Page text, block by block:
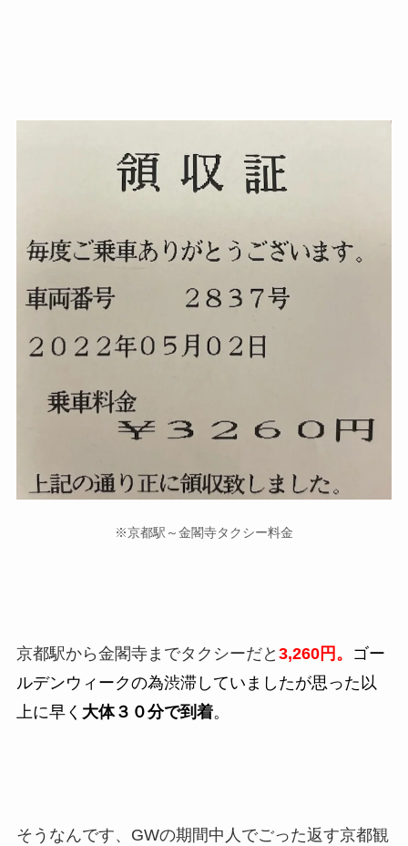
※京都駅～金閣寺タクシー料金
京都駅から金閣寺までタクシーだと 3,260円。 ゴー
ルデンウィークの為渋滞していましたが思った以
上に早く 大体３０分で到着。
そうなんです、GWの期間中人でごった返す京都観